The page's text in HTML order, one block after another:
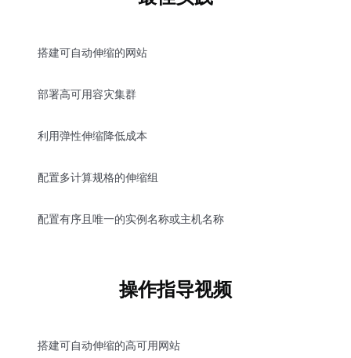
搭建可自动伸缩的网站
部署高可用容灾集群
利用弹性伸缩降低成本
配置多计算规格的伸缩组
配置有序且唯一的实例名称或主机名称
操作指导视频
搭建可自动伸缩的高可用网站